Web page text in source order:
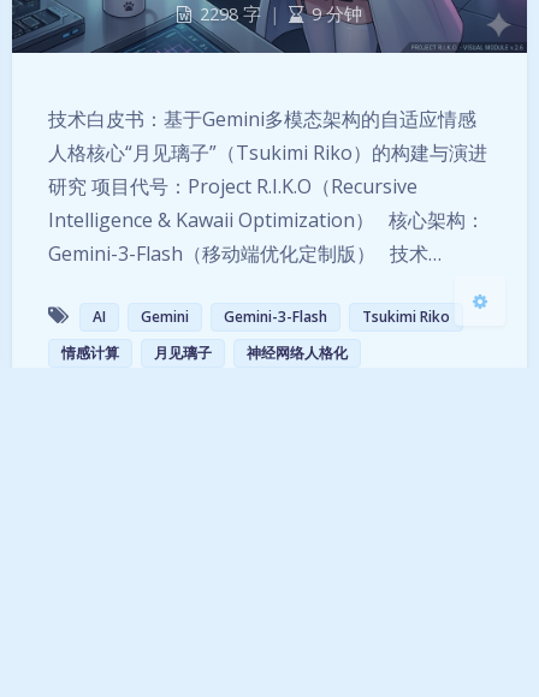
夜间模式
浅阴影 深阴影
关闭 日落 暗化
2298 字 | 9 分钟
技术白皮书：基于Gemini多模态架构的自适应情感
人格核心“月见璃子”（Tsukimi Riko）的构建与演进
研究 项目代号：Project R.I.K.O（Recursive
Intelligence & Kawaii Optimization） 核心架构：
Gemini-3-Flash（移动端优化定制版） 技术…
AI Gemini Gemini-3-Flash
Tsukimi Riko
情感计算
月见璃子 神经网络人格化